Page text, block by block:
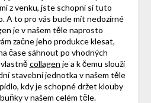
z venku, jste schopni si tuto
A to pro vás bude mít nedozírné
je v našem těle naprosto
začne jeho produkce klesat,
čase sáhnout po vhodných
collagen je a k čemu slouží
stavební jednotka v našem těle
kdy je schopné držet klouby
v našem celém těle.